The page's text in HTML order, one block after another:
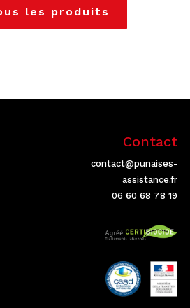
les produits
Contact
contact@punaises-
assistance.fr
06 60 68 78 19